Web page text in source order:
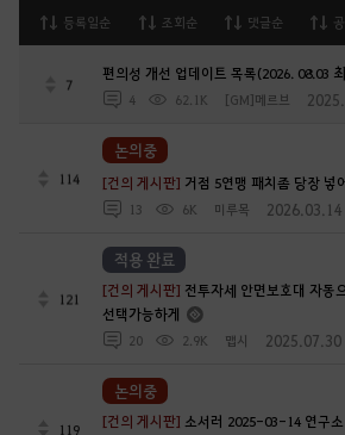
등록일순 조회순 댓글순
7
편의성 개선 업데이트 목록(2026. 08.03
4 62.1K [GM]메르브
114 [건의 게시판] 거점 5연맹 패치좀 당장 넣
13 6K 미루목 2026.03.14
논의중
121
[건의 게시판] 전투자세 안면보호대 자동
선택가능하게
20 2.9K 맵시 2025.07.30
적용 완료
119 [건의 게시판] 소서러 2025-03-14 연구
논의중